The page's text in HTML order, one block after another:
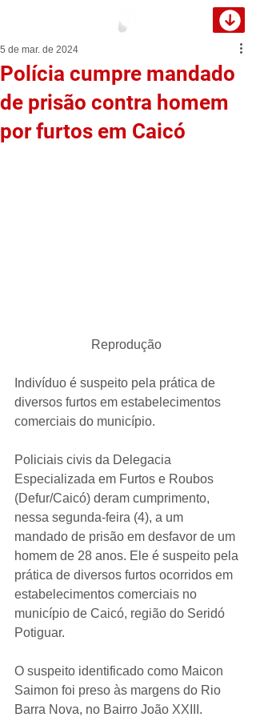
Polícia cumpre mandado
de prisão contra homem
por furtos em Caicó
5 de mar. de 2024
Reprodução
Indivíduo é suspeito pela prática de
diversos furtos em estabelecimentos
comerciais do município.
Policiais civis da Delegacia
Especializada em Furtos e Roubos
(Defur/Caicó) deram cumprimento,
nessa segunda-feira (4), a um
mandado de prisão em desfavor de um
homem de 28 anos. Ele é suspeito pela
prática de diversos furtos ocorridos em
estabelecimentos comerciais no
município de Caicó, região do Seridó
Potiguar.
O suspeito identificado como Maicon
Saimon foi preso às margens do Rio
Barra Nova, no Bairro João XXIII.